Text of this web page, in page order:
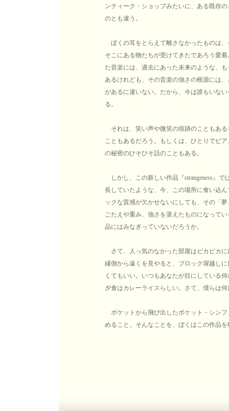
ンティーク・ショップみたいに、ある既存
のとも違う。
ぼくの耳をとらえて離さなかったものは
そこにある物たちが受けてきたであろう愛着
た音楽には、過去にあった未来のような、
あるけれども、その音楽の強さの根源には
があるに違いない。だから、今は誰もいな
る。
それは、笑い声や微笑の痕跡のこともあ
こともあるだろう。もしくは、ひとりでピ
の秘密のひそひそ話のこともある。
しかし、この新しい作品『strangeness』
長していたような、今、この場所に食い込
ックな質感が欠かせないにしても、その「
ごたえや重み、強さを湛えたものになって
品にはみなぎっていないだろうか。
さて、人っ気のなかった部屋はピカピカ
縁側から遠くを見やると、ブロック塀越し
くてもいい。いつもあなたが目にしている
夕食はカレーライスらしい。さて、僕らは
ポケットから飛び出したポケット・シン
めること。そんなことを、ぼくはこの作品